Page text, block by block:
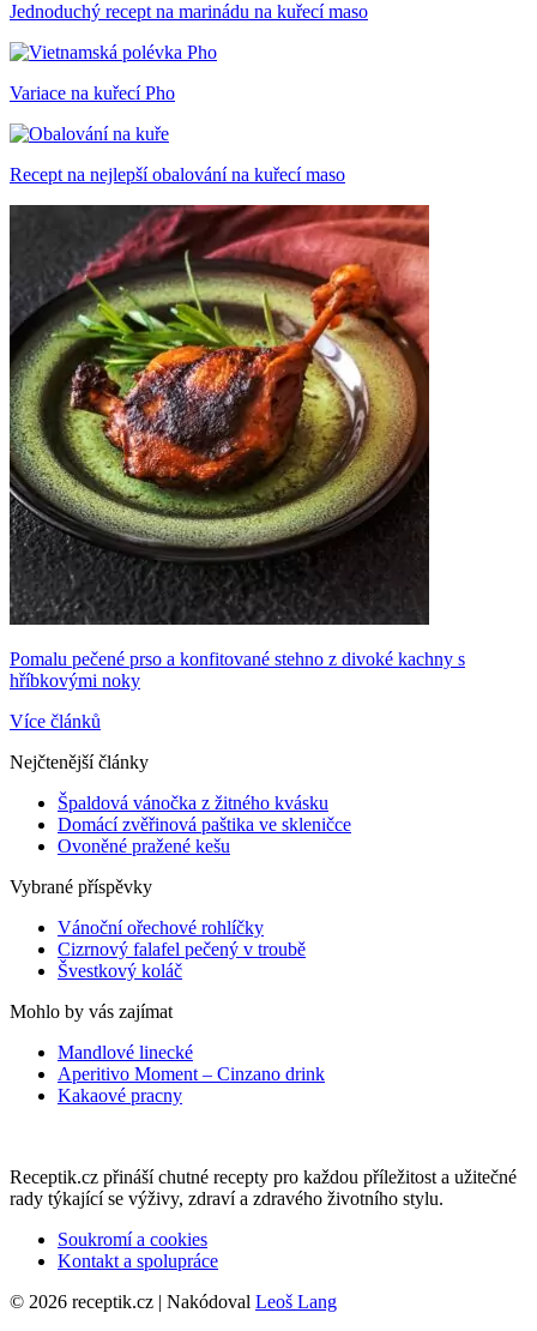
Jednoduchý recept na marinádu na kuřecí maso
Variace na kuřecí Pho
Recept na nejlepší obalování na kuřecí maso
Pomalu pečené prso a konfitované stehno z divoké kachny s
hříbkovými noky
Více článků
Nejčtenější články
Špaldová vánočka z žitného kvásku
Domácí zvěřinová paštika ve skleničce
Ovoněné pražené kešu
Vybrané příspěvky
Vánoční ořechové rohlíčky
Cizrnový falafel pečený v troubě
Švestkový koláč
Mohlo by vás zajímat
Mandlové linecké
Aperitivo Moment – Cinzano drink
Kakaové pracny
Receptik.cz přináší chutné recepty pro každou příležitost a užitečné
rady týkající se výživy, zdraví a zdravého životního stylu.
Soukromí a cookies
Kontakt a spolupráce
© 2026 receptik.cz | Nakódoval Leoš Lang